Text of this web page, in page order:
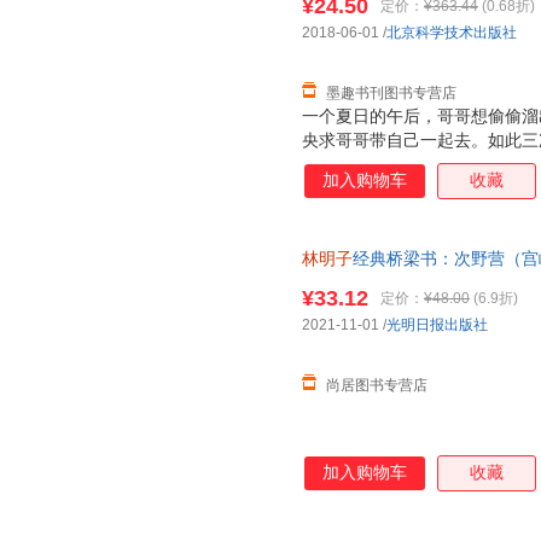
套，电子发票！
一个夏日的午后，哥哥想偷偷
央求哥哥带自己一起去。如此
去。那一刻，妹妹欢呼雀跃着
来不及穿鞋子，拖拉着鞋就跟
¥24.50 定价： ¥363.44 (0.68折)
墨趣书刊图书专营店
2018-06-01 /北京科学技术出版社
加入购物车 收藏
林明子经典桥梁书：次野营（
¥33.12 定价： ¥48.00 (6.9折)
尚居图书专营店
2021-11-01 /光明日报出版社
加入购物车 收藏